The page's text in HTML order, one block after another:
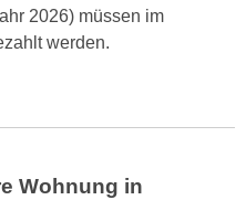
2026) müssen im
werden.
Wohnung in